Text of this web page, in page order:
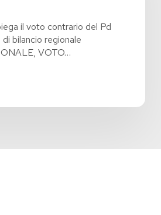
il voto contrario del Pd
bilancio regionale
VOTO…